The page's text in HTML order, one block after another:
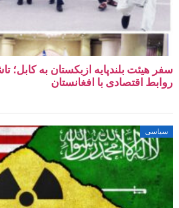
سفر هیئت بلندپایه ازبکستان به
روابط اقتصادی با افغانستان
سیاسی